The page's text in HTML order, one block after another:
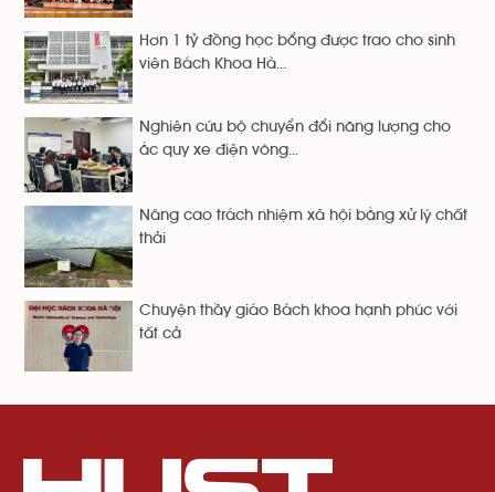
Hơn 1 tỷ đồng học bổng được trao cho sinh
viên Bách Khoa Hà...
Nghiên cứu bộ chuyển đổi năng lượng cho
ắc quy xe điện vòng...
Nâng cao trách nhiệm xã hội bằng xử lý chất
thải
Chuyện thầy giáo Bách khoa hạnh phúc với
tất cả